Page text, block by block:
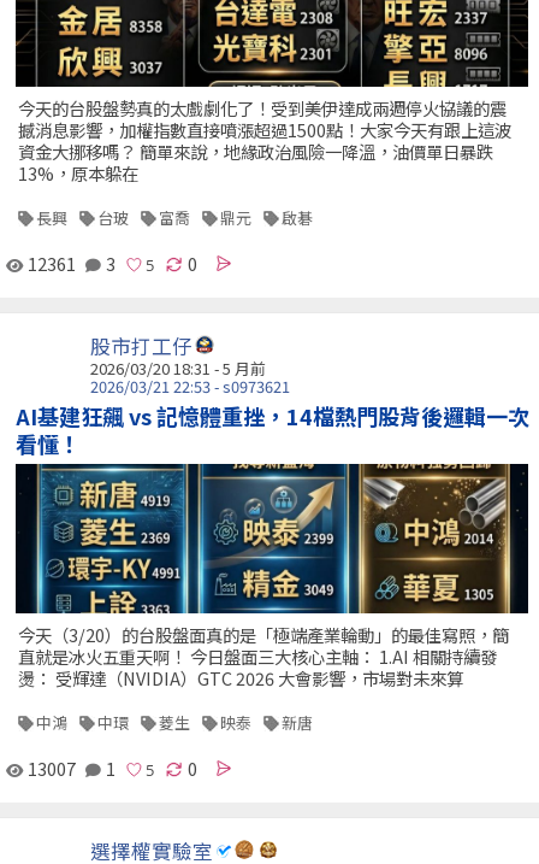
今天的台股盤勢真的太戲劇化了！受到美伊達成兩週停火協議的震
撼消息影響，加權指數直接噴漲超過1500點！大家今天有跟上這波
資金大挪移嗎？ 簡單來說，地緣政治風險一降溫，油價單日暴跌
13%，原本躲在
長興 台玻 富喬 鼎元 啟碁
12361 3 0
股市打工仔
2026/03/20 18:31 - 5 月前
2026/03/21 22:53 - s0973621
AI基建狂飆 vs 記憶體重挫，14檔熱門股背後邏輯一次
看懂！
今天（3/20）的台股盤面真的是「極端產業輪動」的最佳寫照，簡
直就是冰火五重天啊！ 今日盤面三大核心主軸： 1.AI 相關持續發
燙： 受輝達（NVIDIA）GTC 2026 大會影響，市場對未來算
中鴻 中環 菱生 映泰 新唐
13007 1 0
選擇權實驗室